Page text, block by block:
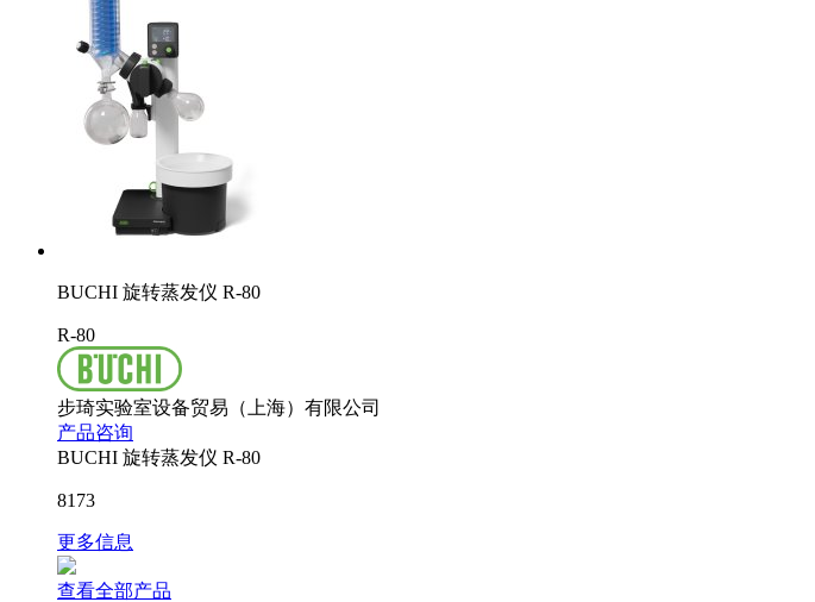
BUCHI 旋转蒸发仪 R-80
R-80
步琦实验室设备贸易（上海）有限公司
产品咨询
BUCHI 旋转蒸发仪 R-80
8173
更多信息
查看全部产品